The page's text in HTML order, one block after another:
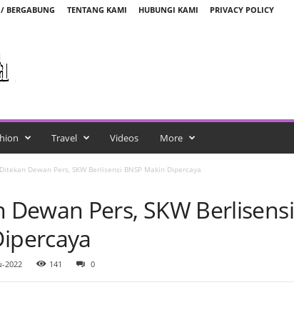
BERGABUNG TENTANG KAMI HUBUNGI KAMI PRIVACY POLICY
Travel Videos More
Dewan Pers, SKW Berlisensi BNSP Makin Dipercaya
Pers, SKW Berlisensi
2022 141 0